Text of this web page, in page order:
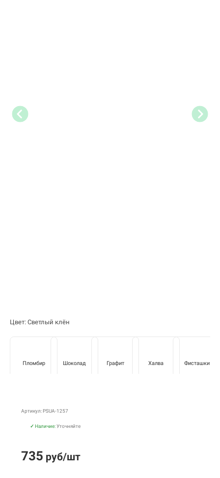
Цвет: Светлый клён
Пломбир Шоколад Графит Халва Фисташки
Артикул: PSUA-1257
✓ Наличие:Уточняйте
735 руб/шт